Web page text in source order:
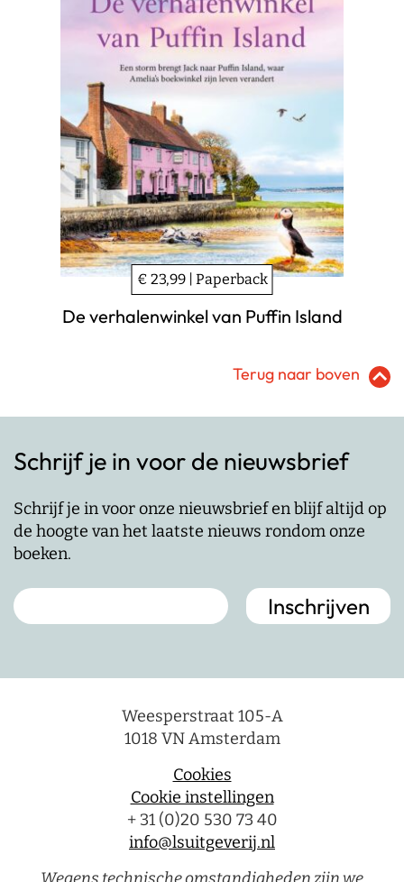
€ 23,99 | Paperback
De verhalenwinkel van Puffin Island
Terug naar boven
Schrijf je in voor de nieuwsbrief
Schrijf je in voor onze nieuwsbrief en blijf altijd op
de hoogte van het laatste nieuws rondom onze
boeken.
Weesperstraat 105-A
1018 VN Amsterdam
Cookies
Cookie instellingen
+ 31 (0)20 530 73 40
info@lsuitgeverij.nl